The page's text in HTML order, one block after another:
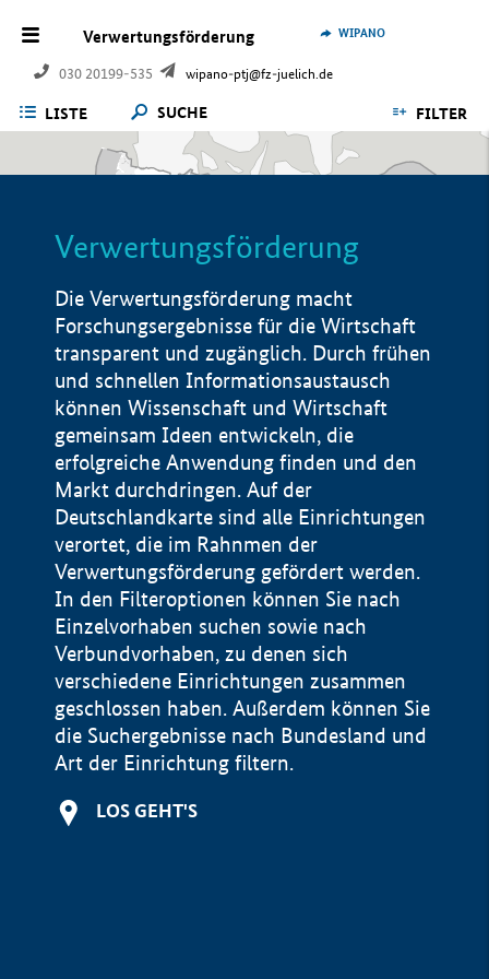
Verwertungsförderung
030 20199-535 wipano-ptj@fz-juelich.de
WIPANO
LISTE SUCHE FILTER
Verwertungsförderung
Die Verwertungsförderung macht
Forschungsergebnisse für die Wirtschaft
transparent und zugänglich. Durch frühen
und schnellen Informationsaustausch
können Wissenschaft und Wirtschaft
gemeinsam Ideen entwickeln, die
erfolgreiche Anwendung finden und den
Markt durchdringen. Auf der
Deutschlandkarte sind alle Einrichtungen
verortet, die im Rahnmen der
Verwertungsförderung gefördert werden.
In den Filteroptionen können Sie nach
Einzelvorhaben suchen sowie nach
Verbundvorhaben, zu denen sich
verschiedene Einrichtungen zusammen
geschlossen haben. Außerdem können Sie
die Suchergebnisse nach Bundesland und
Art der Einrichtung filtern.
LOS GEHT'S